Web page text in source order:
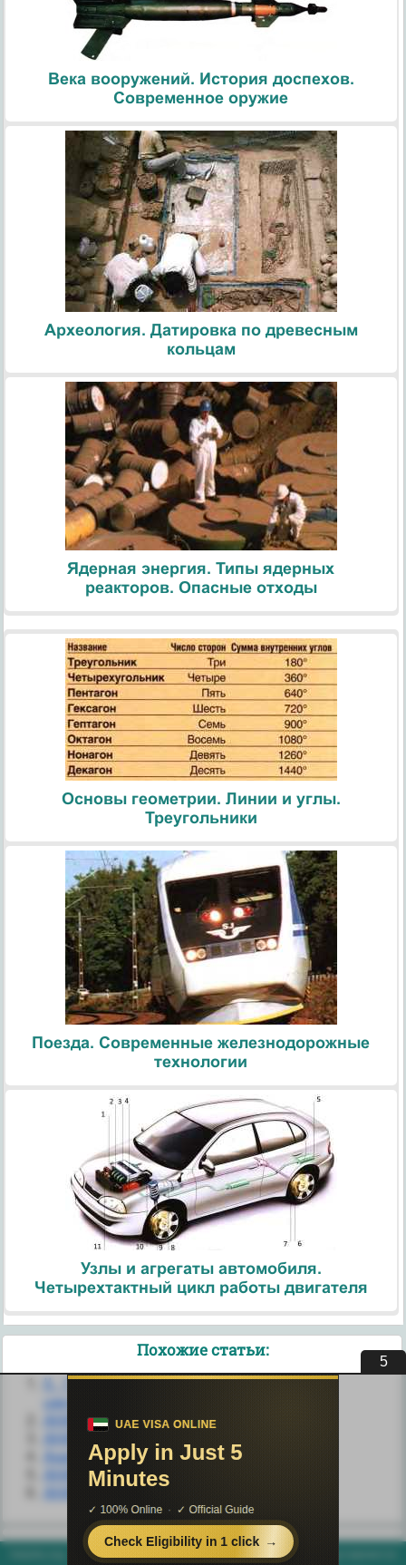
Века вооружений. История доспехов.
Современное оружие
Археология. Датировка по древесным
кольцам
Ядерная энергия. Типы ядерных
реакторов. Опасные отходы
Основы геометрии. Линии и углы.
Треугольники
Поезда. Современные железнодорожные
технологии
Узлы и агрегаты автомобиля.
Четырехтактный цикл работы двигателя
Похожие статьи:
II. 1. Анатомия магистральных притоков
центральных вен
АНАТОМИЯ
Анатомия
АНАТОМИЯ
helpiks.org - Хелпикс.Орг - 2014-2026 год. Материал сайта представляется
4